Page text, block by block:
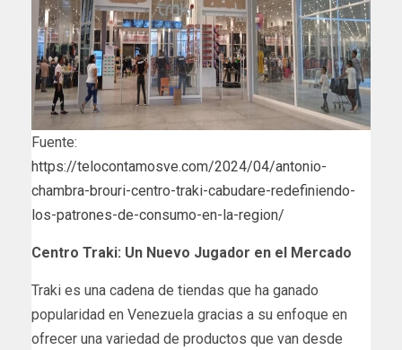
Fuente:
https://telocontamosve.com/2024/04/antonio-
chambra-brouri-centro-traki-cabudare-redefiniendo-
los-patrones-de-consumo-en-la-region/
Centro Traki: Un Nuevo Jugador en el Mercado
Traki es una cadena de tiendas que ha ganado
popularidad en Venezuela gracias a su enfoque en
ofrecer una variedad de productos que van desde